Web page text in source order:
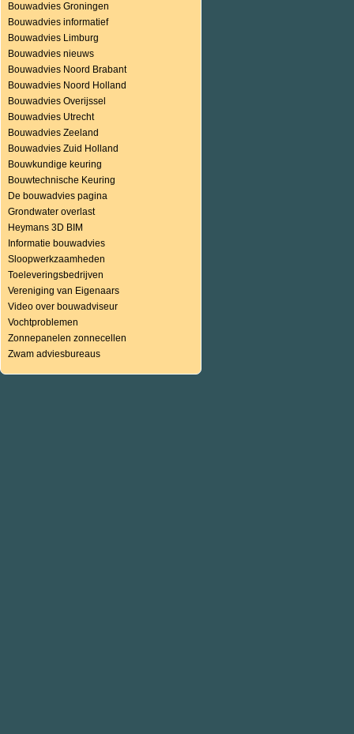
Bouwadvies Groningen
Bouwadvies informatief
Bouwadvies Limburg
Bouwadvies nieuws
Bouwadvies Noord Brabant
Bouwadvies Noord Holland
Bouwadvies Overijssel
Bouwadvies Utrecht
Bouwadvies Zeeland
Bouwadvies Zuid Holland
Bouwkundige keuring
Bouwtechnische Keuring
De bouwadvies pagina
Grondwater overlast
Heymans 3D BIM
Informatie bouwadvies
Sloopwerkzaamheden
Toeleveringsbedrijven
Vereniging van Eigenaars
Video over bouwadviseur
Vochtproblemen
Zonnepanelen zonnecellen
Zwam adviesbureaus